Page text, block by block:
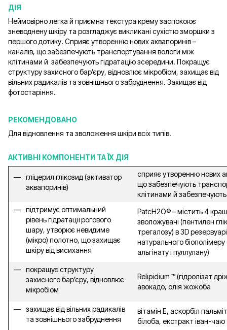
ДІЯ
Неймовірно легка й приємна текстура крему заспокоює
зневоднену шкіру та розгладжує викликані сухістю зморшки з
першого дотику. Сприяє утворенню нових аквапоринів –
каналів, що забезпечують транспортування вологи між
клітинами й забезпечують гідратацію зсередини. Покращує
структуру захисного бар’єру, відновлює мікробіом, захищає від
вільних радикалів та зовнішнього забруднення. Захищає від
фотостаріння.
РЕКОМЕНДОВАНО
Для відновлення та зволоження шкіри всіх типів.
АКТИВНІ КОМПОНЕНТИ ТА ЇХ ДІЯ
гліцерил глікозид (активатор
аквапоринів)
сприяє утворенню нових
що забезпечують
клітинами й
підтримує оптимальний
рівень гідратації рогового
шару, утворює невидиме
(мікро) полотно, що захищає
шкіру від висихання
PatcH2O® – містить 4
зволожувачі (пентилен
трегалозу) в 3D
натурального біополімеру
альгінату і пуллулану)
покращує структуру
захисного бар’єру, відновлює
мікробіом
Relipidium ™ (гідролізат
авокадо, олія жожоба
захищає від вільних радикалів
та зовнішнього забруднення
вітамін Е, аскорбіл
білоба, екстракт іван-чаю